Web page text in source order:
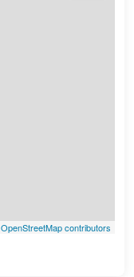
contributors